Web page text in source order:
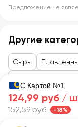
Предложение не
Другие
Сыры
С Картой №1
124,99 руб /
152,59 руб -18%